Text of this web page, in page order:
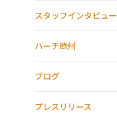
スタッフインタビュー
ハーチ欧州
ブログ
プレスリリース